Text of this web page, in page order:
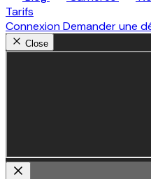
Tarifs
ConnexionDemander une
Close